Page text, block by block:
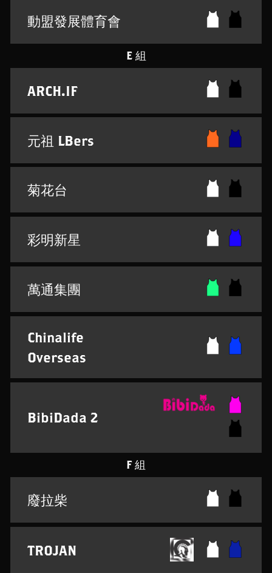
動盟發展體育會
E 組
ARCH.IF
元祖 LBers
菊花台
彩明新星
萬通集團
Chinalife
Overseas
BibiDada 2
F 組
廢拉柴
TROJAN